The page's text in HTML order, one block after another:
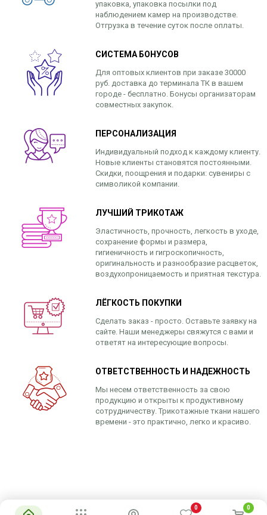
упаковка, упаковка посылки под
наблюдением камер на производстве.
Отгрузка в течение суток после оплаты.
СИСТЕМА БОНУСОВ
Для оптовых клиентов при заказе 30000
руб. доставка до терминала ТК в вашем
городе - бесплатно. Бонусы организаторам
совместных закупок.
ПЕРСОНАЛИЗАЦИЯ
Индивидуальный подход к каждому клиенту.
Новые клиенты становятся постоянными.
Скидки, поощрения и подарки: сувениры с
символикой компании.
ЛУЧШИЙ ТРИКОТАЖ
Эластичность, прочность, легкость в уходе,
сохранение формы и размера,
гигиеничность и гигроскопичность,
оригинальность и разнообразие расцветок,
воздухопроницаемость и приятная текстура.
ЛЁГКОСТЬ ПОКУПКИ
Сделать заказ - просто. Оставьте заявку на
сайте. Наши менеджеры свяжутся с вами и
ответят на интересующие вопросы.
ОТВЕТСТВЕННОСТЬ И НАДЕЖНОСТЬ
Мы несем ответственность за свою
продукцию и открыты к продуктивному
сотрудничеству. Трикотажные ткани нашего
времени - это практично, легко и красиво.
0 0